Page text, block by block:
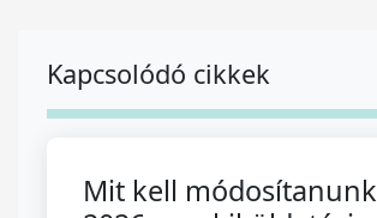
Kapcsolódó cikkek
Mit kell módosítanunk